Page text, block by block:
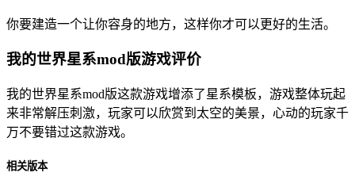
你要建造一个让你容身的地方，这样你才可以更好的生活。
我的世界星系mod版游戏评价
我的世界星系mod版这款游戏增添了星系模板，游戏整体玩起
来非常解压刺激，玩家可以欣赏到太空的美景，心动的玩家千
万不要错过这款游戏。
相关版本